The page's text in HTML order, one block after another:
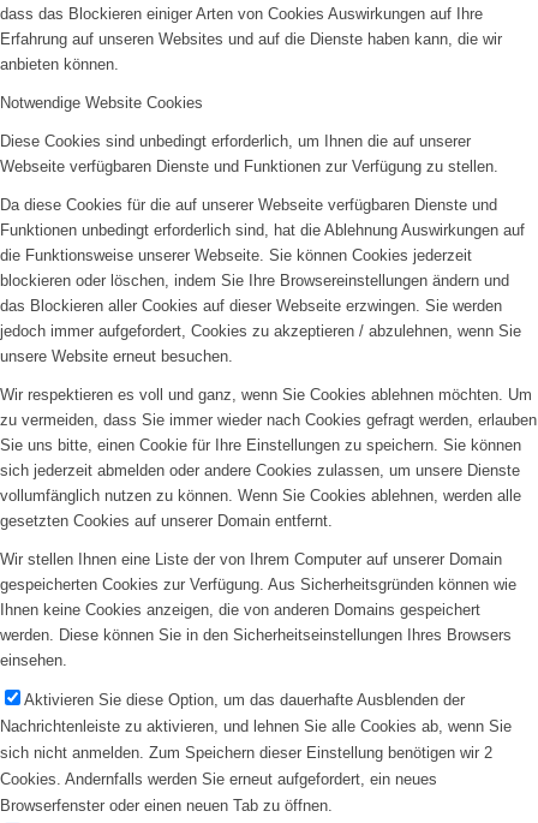
dass das Blockieren einiger Arten von Cookies Auswirkungen auf Ihre
Erfahrung auf unseren Websites und auf die Dienste haben kann, die wir
anbieten können.
Notwendige Website Cookies
Diese Cookies sind unbedingt erforderlich, um Ihnen die auf unserer
Webseite verfügbaren Dienste und Funktionen zur Verfügung zu stellen.
Da diese Cookies für die auf unserer Webseite verfügbaren Dienste und
Funktionen unbedingt erforderlich sind, hat die Ablehnung Auswirkungen auf
die Funktionsweise unserer Webseite. Sie können Cookies jederzeit
blockieren oder löschen, indem Sie Ihre Browsereinstellungen ändern und
das Blockieren aller Cookies auf dieser Webseite erzwingen. Sie werden
jedoch immer aufgefordert, Cookies zu akzeptieren / abzulehnen, wenn Sie
unsere Website erneut besuchen.
Wir respektieren es voll und ganz, wenn Sie Cookies ablehnen möchten. Um
zu vermeiden, dass Sie immer wieder nach Cookies gefragt werden, erlauben
Sie uns bitte, einen Cookie für Ihre Einstellungen zu speichern. Sie können
sich jederzeit abmelden oder andere Cookies zulassen, um unsere Dienste
vollumfänglich nutzen zu können. Wenn Sie Cookies ablehnen, werden alle
gesetzten Cookies auf unserer Domain entfernt.
Wir stellen Ihnen eine Liste der von Ihrem Computer auf unserer Domain
gespeicherten Cookies zur Verfügung. Aus Sicherheitsgründen können wie
Ihnen keine Cookies anzeigen, die von anderen Domains gespeichert
werden. Diese können Sie in den Sicherheitseinstellungen Ihres Browsers
einsehen.
Aktivieren Sie diese Option, um das dauerhafte Ausblenden der
Nachrichtenleiste zu aktivieren, und lehnen Sie alle Cookies ab, wenn Sie
sich nicht anmelden. Zum Speichern dieser Einstellung benötigen wir 2
Cookies. Andernfalls werden Sie erneut aufgefordert, ein neues
Browserfenster oder einen neuen Tab zu öffnen.